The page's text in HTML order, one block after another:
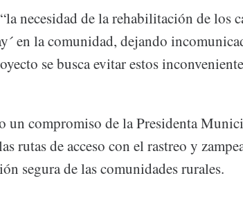
necesidad de la rehabilitación de los
en la comunidad, dejando
se busca evitar estos
un compromiso de la Presidenta
rutas de acceso con el rastreo y
segura de las comunidades rurales.